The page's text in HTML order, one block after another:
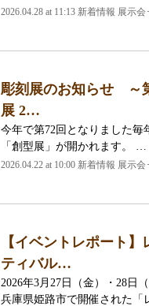
2026.04.28 at 11:13 新着情報 展示
彫刻展のお知らせ ～
展 2…
今年で第72回となりました毎
「創型展」が開かれます。 …
2026.04.22 at 10:00 新着情報 展示
【イベントレポート】
ティバル…
2026年3月27日（金）・28日
兵庫県姫路市で開催された「